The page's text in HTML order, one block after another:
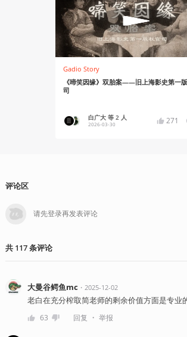
Gadio Story
《啼笑因缘》双胎案——旧上海影史第一
司
白广大 等 2 人
2026-03-30 271
评论区
共 117条评论
大曼谷鳄鱼mc ・ 2025-12-02
老白在充分榨取简老师的剩余价值方面是专业的
63 回复 ・ 举报